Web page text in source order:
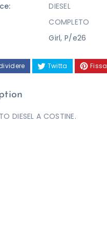
DIESEL
DIESEL
COMPLETO
Girl,P/e26
Twitta
DIESEL A COSTINE.